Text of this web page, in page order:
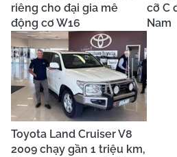
riêng cho đại gia mê
động cơ W16
cỡ C
Nam
Toyota Land Cruiser V8
2009 chạy gần 1 triệu km,